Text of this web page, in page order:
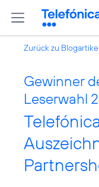
Zurück zu
Gewinner
Leserwahl